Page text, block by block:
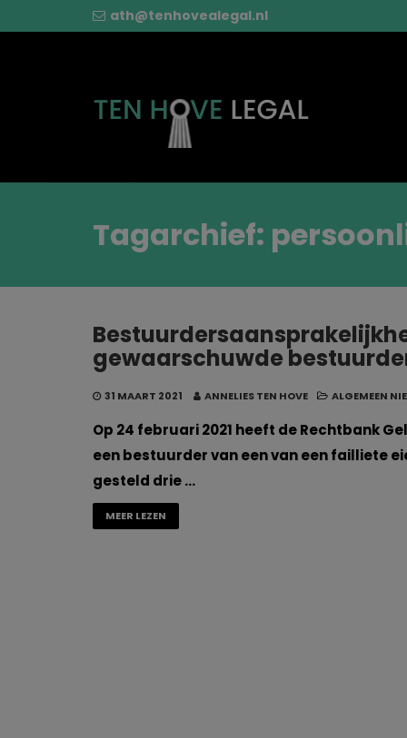
ath@tenhovealegal.nl
Tagarchief:
gewaarschuwde
31 MAART 2021 ANNELIES TEN HOVE ALGEMEEN
Op 24 februari 2021 heeft de Rechtbank
een bestuurder van een van een failliete
gesteld drie …
MEER LEZEN